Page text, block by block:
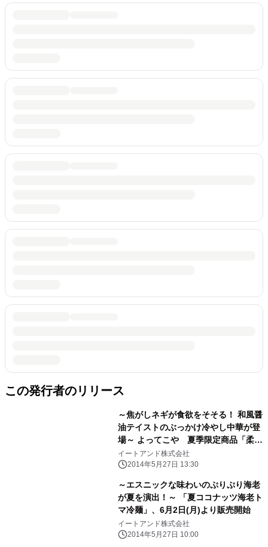
この発行者のリリース
～焦がしネギが食欲をそそる！ 和風醤
油テイストのぶっかけ冷やし中華が登
場～ よってこや 夏季限定商品「柔ら
か鶏の焦がしネギ冷やし中華」、 6月
2日(月)より販売開始！
イートアンド株式会社
2014年5月27日 13:30
～エスニックな味わいのぷりぷり海老
が夏を演出！～ 「夏ココナッツ海老ト
マ冷麺」、6月2日(月)より販売開始
イートアンド株式会社
2014年5月27日 10:00